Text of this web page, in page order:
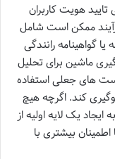
تایید هویت کاربران
ممکن است شامل
گواهینامه رانندگی
ماشین برای تحلیل
های جعلی استفاده
کند. اگرچه هیچ
به ایجاد یک لایه اولیه از
بیشتری با